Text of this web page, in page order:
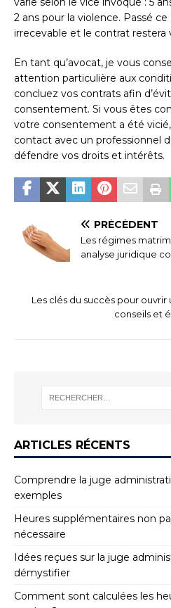
2 ans pour la violence. Passé ce
irrecevable et le contrat restera
En tant qu’avocat, je vous
attention particulière aux
concluez vos contrats afin
consentement. Si vous êtes
votre consentement a été vicié,
contact avec un professionnel
défendre vos droits et intérêts.
PRÉCÉDENT
Les régimes
analyse juridique
Les clés du succès pour ouvrir
conseils et
ARTICLES RÉCENTS
Comprendre la juge
exemples
Heures supplémentaires non
nécessaire
Idées reçues sur la juge
démystifier
Comment sont calculées les